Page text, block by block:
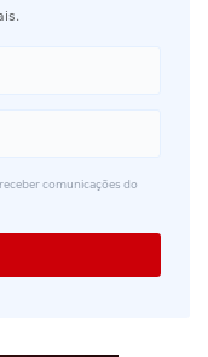
comunicações do